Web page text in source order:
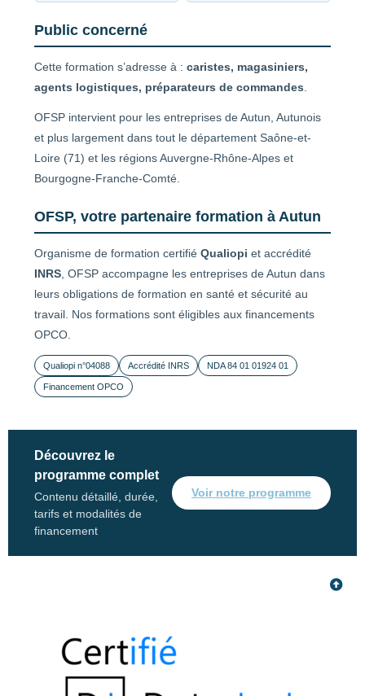
Public concerné
Cette formation s’adresse à : caristes, magasiniers,
agents logistiques, préparateurs de commandes
OFSP intervient pour les entreprises de Autun, Autunois
et plus largement dans tout le département Saône-et-
Loire (71) et les régions Auvergne-Rhône-Alpes et
Bourgogne-Franche-Comté.
OFSP, votre partenaire formation à Autun
Organisme de formation certifié Qualiopi et accrédité
INRS , OFSP accompagne les entreprises de Autun dans
leurs obligations de formation en santé et sécurité au
travail. Nos formations sont éligibles aux financements
OPCO.
Qualiopi n°04088 Accrédité INRS NDA 84 01 01924 01
Financement OPCO
Découvrez le
programme complet
Contenu détaillé, durée,
tarifs et modalités de
financement
Voir notre programme